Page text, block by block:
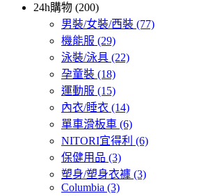
24h購物 (200)
男裝/女裝/西裝 (77)
機能服 (29)
泳裝/泳具 (22)
孕童裝 (18)
運動服 (15)
內衣/睡衣 (14)
單車滑板車 (6)
NITORI宜得利 (6)
保健用品 (3)
塑身/塑身衣褲 (3)
Columbia (3)